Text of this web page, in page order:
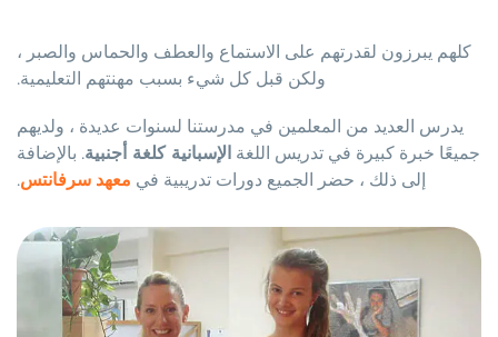
كلهم يبرزون لقدرتهم على الاستماع والعطف والحماس والصبر ،
ولكن قبل كل شيء بسبب مهنتهم التعليمية.
يدرس العديد من المعلمين في مدرستنا لسنوات عديدة ، ولديهم
جميعًا خبرة كبيرة في تدريس اللغة الإسبانية كلغة أجنبية. بالإضافة
إلى ذلك ، حضر الجميع دورات تدريبية في معهد سرفانتس .